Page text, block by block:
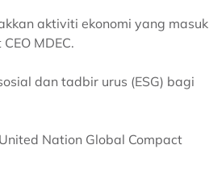
aktiviti ekonomi yang masuk
MDEC.
dan tadbir urus (ESG) bagi
Nation Global Compact